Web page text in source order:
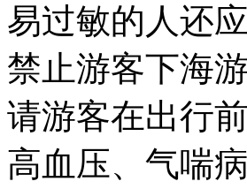
易过敏的人还
禁止游客下海
请游客在出行
高血压、气喘